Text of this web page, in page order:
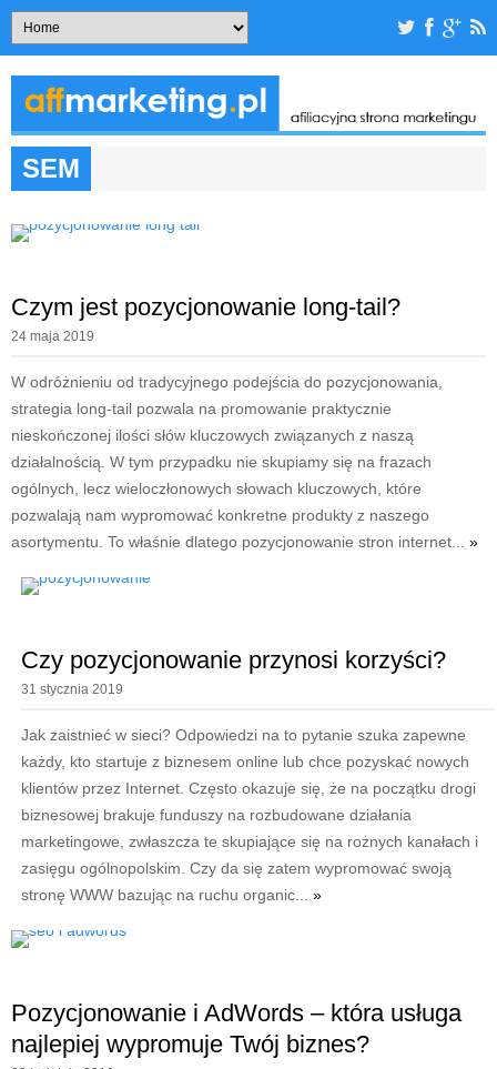
SEM
Czym jest pozycjonowanie long-tail?
24 maja 2019
W odróżnieniu od tradycyjnego podejścia do pozycjonowania,
strategia long-tail pozwala na promowanie praktycznie
nieskończonej ilości słów kluczowych związanych z naszą
działalnością. W tym przypadku nie skupiamy się na frazach
ogólnych, lecz wieloczłonowych słowach kluczowych, które
pozwalają nam wypromować konkretne produkty z naszego
asortymentu. To właśnie dlatego pozycjonowanie stron internet... »
Czy pozycjonowanie przynosi korzyści?
31 stycznia 2019
Jak zaistnieć w sieci? Odpowiedzi na to pytanie szuka zapewne
każdy, kto startuje z biznesem online lub chce pozyskać nowych
klientów przez Internet. Często okazuje się, że na początku drogi
biznesowej brakuje funduszy na rozbudowane działania
marketingowe, zwłaszcza te skupiające się na rożnych kanałach i
zasięgu ogólnopolskim. Czy da się zatem wypromować swoją
stronę WWW bazując na ruchu organic... »
Pozycjonowanie i AdWords – która usługa
najlepiej wypromuje Twój biznes?